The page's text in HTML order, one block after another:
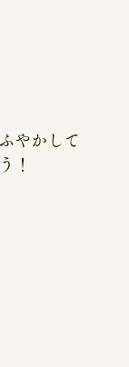
やかして
！